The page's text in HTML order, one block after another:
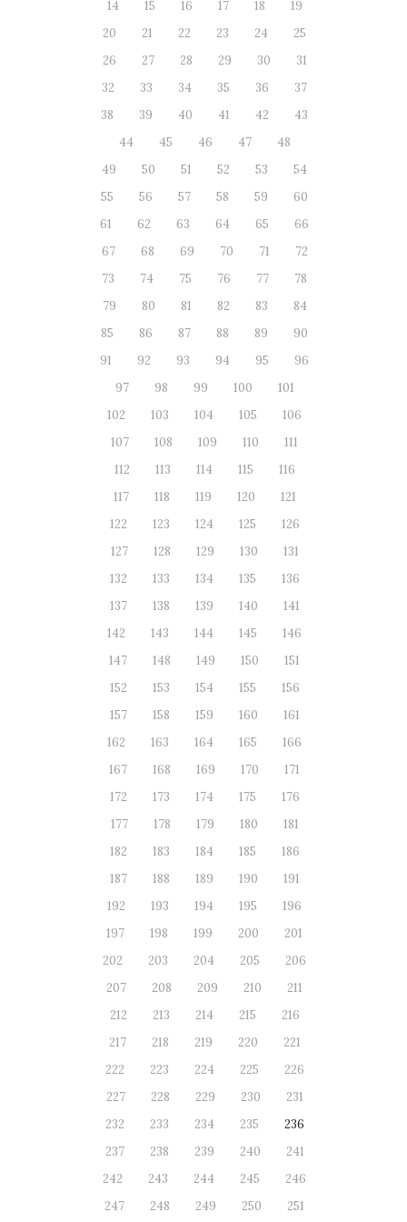
14 15 16 17 18
19
20
21 22 23 24
25
26
27 28 29 30
31
32
33 34 35 36
37
38
39 40 41 42
43
44
45 46 47
48
49
50 51 52 53
54
55
56 57 58 59
60
61
62 63 64 65
66
67
68 69 70 71
72
73
74 75 76 77
78
79
80 81 82 83
84
85
86 87 88 89
90
91
92 93 94 95
96
97
98 99 100
101
102
103 104 105
106
107
108 109 110
111
112
113 114 115
116
117
118 119 120
121
122
123 124 125
126
127
128 129 130
131
132
133 134 135
136
137
138 139 140
141
142
143 144 145
146
147
148 149 150
151
152
153 154 155
156
157
158 159 160
161
162
163 164 165
166
167
168 169 170
171
172
173 174 175
176
177
178 179 180
181
182
183 184 185
186
187
188 189 190
191
192
193 194 195
196
197
198 199 200
201
202
203 204 205
206
207
208 209 210
211
212
213 214 215
216
217
218 219 220
221
222
223 224 225
226
227
228 229 230
231
232
233 234 235
236
237
238 239 240
241
242
243 244 245
246
247
248 249 250
251